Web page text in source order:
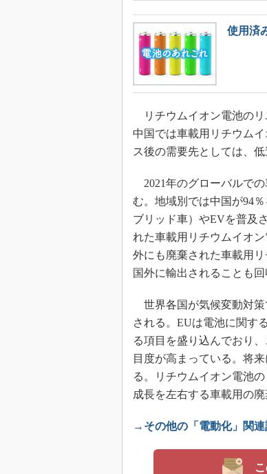
使用済
リチウムイオン電池のリ
中国では車載用リチウム
ス後の需要先としては、
2021年のグローバルでの
む。地域別では中国が94
ブリッド車）やEVを普及
れた車載用リチウムイオ
外にも廃棄された車載用
国外に輸出されることも
世界各国が気候変動対策
される。EUは電池に関す
る項目を盛り込んでおり
目度が高まっている。将
る。リチウムイオン電池
成長を左右する車載用の
→その他の「電動化」関連